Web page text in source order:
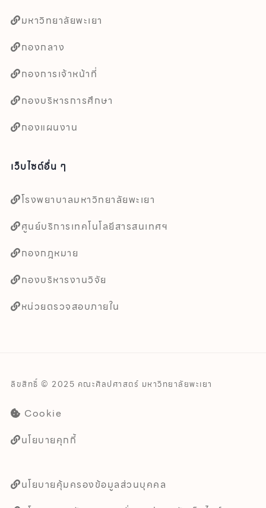
มหาวิทยาลัยพะเยา
กองกลาง
กองการเจ้าหน้าที่
กองบริหารการศึกษา
กองแผนงาน
เว็บไซต์อื่น ๆ
โรงพยาบาลมหาวิทยาลัยพะเยา
ศูนย์บริการเทคโนโลยีสารสนเทศฯ
กองกฎหมาย
กองบริหารงานวิจัย
หน่วยตรวจสอบภายใน
ลิขสิทธิ์ © 2025 คณะศิลปศาสตร์ มหาวิทยาลัยพะเยา
Cookie
นโยบายคุกกี้
นโยบายคุ้มครองข้อมูลส่วนบุคคล